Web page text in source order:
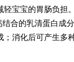
宝宝的胃肠负担。
合的乳清蛋白成
消化后可产生多